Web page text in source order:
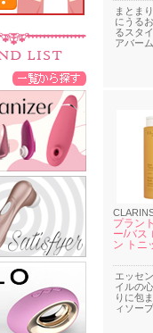
まとま
にうる
るスタ
アバーム
プラン
ー/バス
ン トニ
エッセ
イルの
りに包
ィソープ